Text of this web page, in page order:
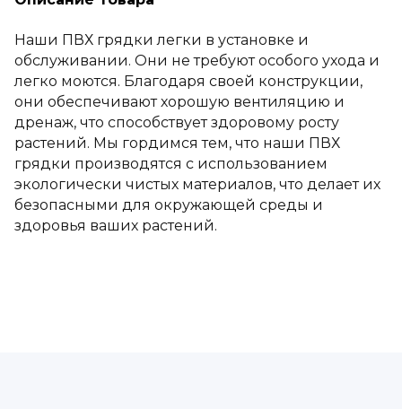
Наши ПВХ грядки легки в установке и
обслуживании. Они не требуют особого ухода и
легко моются. Благодаря своей конструкции,
они обеспечивают хорошую вентиляцию и
дренаж, что способствует здоровому росту
растений. Мы гордимся тем, что наши ПВХ
грядки производятся с использованием
экологически чистых материалов, что делает их
безопасными для окружающей среды и
здоровья ваших растений.